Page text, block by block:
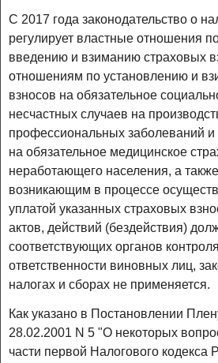
С 2017 года законодательство о
регулирует властные отношения
введению и взиманию страховых
отношениям по установлению и
взносов на обязательное
несчастных случаев на
профессиональных заболеваний и
на обязательное медицинское
неработающего населения, а
возникающим в процессе
уплатой указанных страховых
актов, действий (бездействия)
соответствующих органов
ответственности виновных лиц,
налогах и сборах не применяется.
Как указано в Постановлении
28.02.2001 N 5 "О некоторых
части первой Налогового кодекса